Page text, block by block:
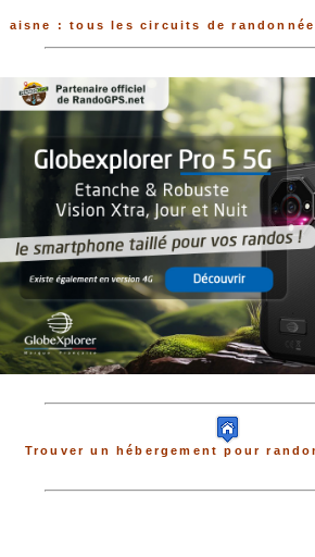
aisne : tous les circuits de
Trouver un hébergement pour